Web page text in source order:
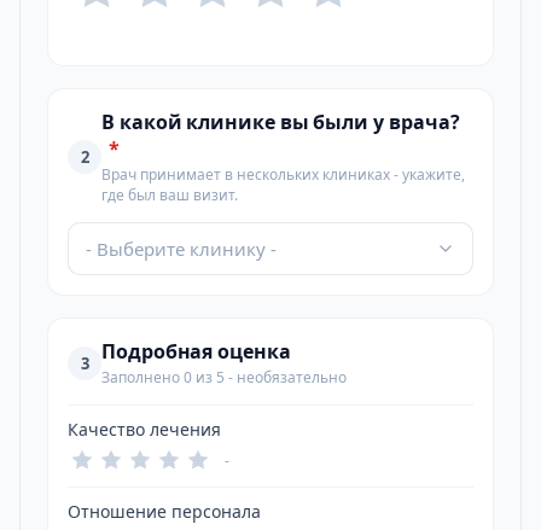
2
В какой клинике вы были у врача?
*
Врач принимает в нескольких клиниках - укажите,
где был ваш визит.
- Выберите клинику -
3 Подробная оценка
Заполнено 0 из 5 - необязательно
Качество лечения
-
Отношение персонала